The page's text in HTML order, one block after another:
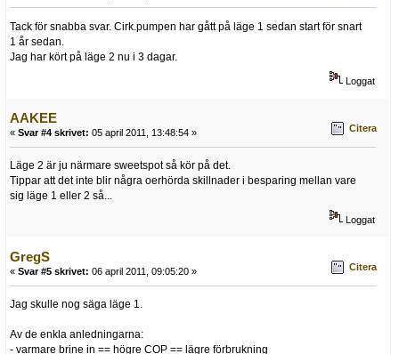
Tack för snabba svar. Cirk.pumpen har gått på läge 1 sedan start för snart
1 år sedan.
Jag har kört på läge 2 nu i 3 dagar.
Loggat
AAKEE
« Svar #4 skrivet: 05 april 2011, 13:48:54 » Citera
Läge 2 är ju närmare sweetspot så kör på det.
Tippar att det inte blir några oerhörda skillnader i besparing mellan vare
sig läge 1 eller 2 så...
Loggat
GregS
« Svar #5 skrivet: 06 april 2011, 09:05:20 » Citera
Jag skulle nog säga läge 1.
Av de enkla anledningarna:
- varmare brine in == högre COP == lägre förbrukning